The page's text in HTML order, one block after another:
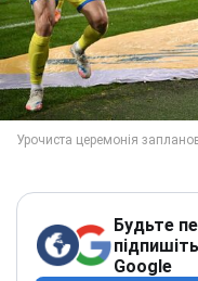
Будьте
Google